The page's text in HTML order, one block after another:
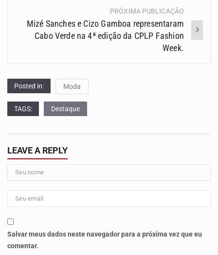
PRÓXIMA PUBLICAÇÃO
Mizé Sanches e Cizo Gamboa representaram
Cabo Verde na 4ª edição da CPLP Fashion
Week.
Posted in: Moda
TAGS: Destaque
LEAVE A REPLY
Salvar meus dados neste navegador para a próxima vez que eu
comentar.